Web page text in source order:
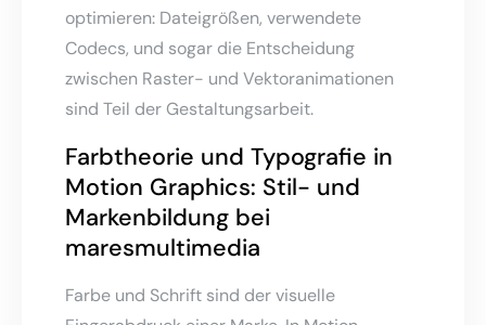
optimieren: Dateigrößen, verwendete
Codecs, und sogar die Entscheidung
zwischen Raster- und Vektoranimationen
sind Teil der Gestaltungsarbeit.
Farbtheorie und Typografie in
Motion Graphics: Stil- und
Markenbildung bei
maresmultimedia
Farbe und Schrift sind der visuelle